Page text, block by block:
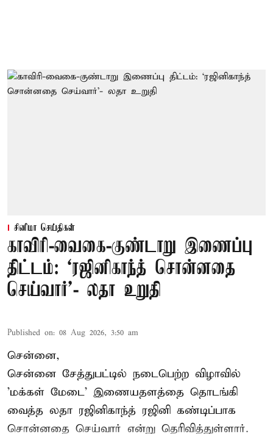
சினிமா செய்திகள்
காவிரி-வைகை-குண்டாறு இணைப்பு
திட்டம்: ‘ரஜினிகாந்த் சொன்னதை
செய்வார்’- லதா உறுதி
Published on: 08 Aug 2026, 3:50 am
சென்னை,
சென்னை சேத்துபட்டில் நடைபெற்ற விழாவில்
'மக்கள் மேடை' இணையதளத்தை தொடங்கி
வைத்த லதா ரஜினிகாந்த் ரஜினி கண்டிப்பாக
சொன்னதை செய்வார் என்று தெரிவித்துள்ளார்.